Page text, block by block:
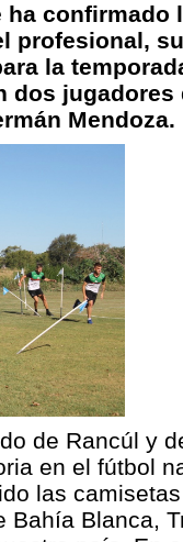
confirmado
profesional,
la
dos
Mendoza.
de Rancúl y
en el fútbol
las
Bahía Blanca,